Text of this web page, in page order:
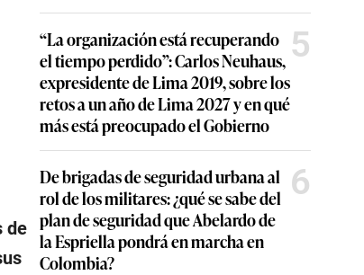
de
“La organización está recuperando
el tiempo perdido”: Carlos Neuhaus,
expresidente de Lima 2019, sobre los
retos a un año de Lima 2027 y en qué
más está preocupado el Gobierno
5
De brigadas de seguridad urbana al
rol de los militares: ¿qué se sabe del
plan de seguridad que Abelardo de
la Espriella pondrá en marcha en
Colombia?
6